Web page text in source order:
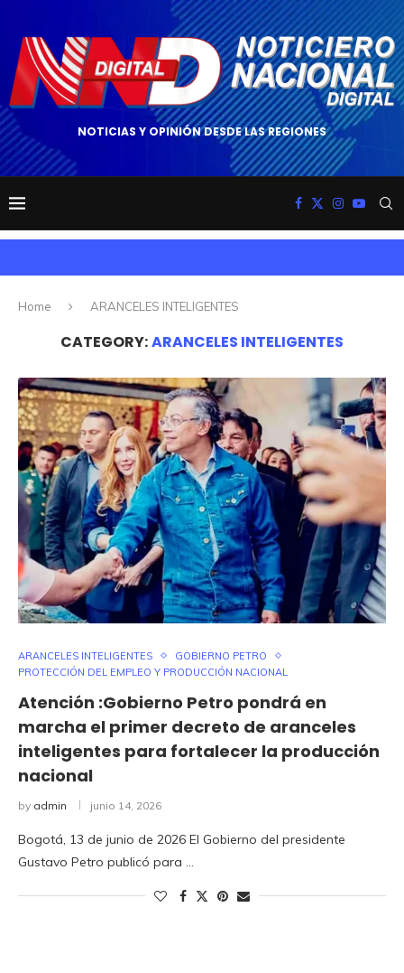
NOTICIAS Y OPINIÓN DESDE LAS REGIONES
Home ARANCELES INTELIGENTES
CATEGORY:ARANCELES INTELIGENTES
ARANCELES INTELIGENTES
GOBIERNO PETRO
PROTECCIÓN DEL EMPLEO Y PRODUCCIÓN NACIONAL
Atención :Gobierno Petro pondrá en
marcha el primer decreto de aranceles
inteligentes para fortalecer la producción
nacional
by admin junio 14, 2026
Bogotá, 13 de junio de 2026 El Gobierno del presidente
Gustavo Petro publicó para …